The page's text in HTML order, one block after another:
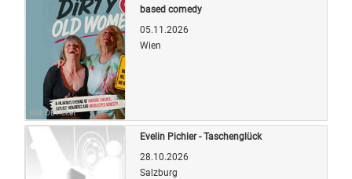
Bild: OETicket
based comedy
05.11.2026
Wien
Evelin Pichler - Taschenglück
28.10.2026
Salzburg